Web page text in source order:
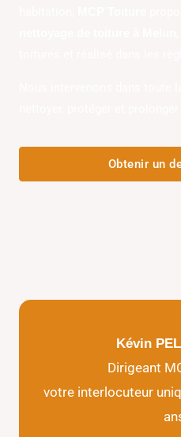
Obtenir un
Kévin
Dirigeant
votre interlocuteur